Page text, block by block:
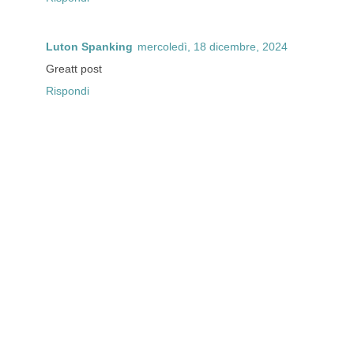
Luton Spanking mercoledì, 18 dicembre, 2024
Greatt post
Rispondi